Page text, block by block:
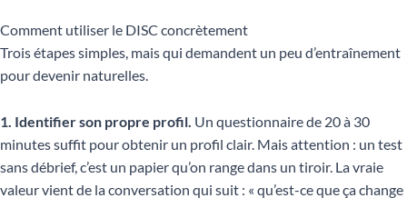
Comment utiliser le DISC concrètement
Trois étapes simples, mais qui demandent un peu d’entraînement
pour devenir naturelles.
1. Identifier son propre profil. Un questionnaire de 20 à 30
minutes suffit pour obtenir un profil clair. Mais attention : un test
sans débrief, c’est un papier qu’on range dans un tiroir. La vraie
valeur vient de la conversation qui suit : « qu’est-ce que ça change